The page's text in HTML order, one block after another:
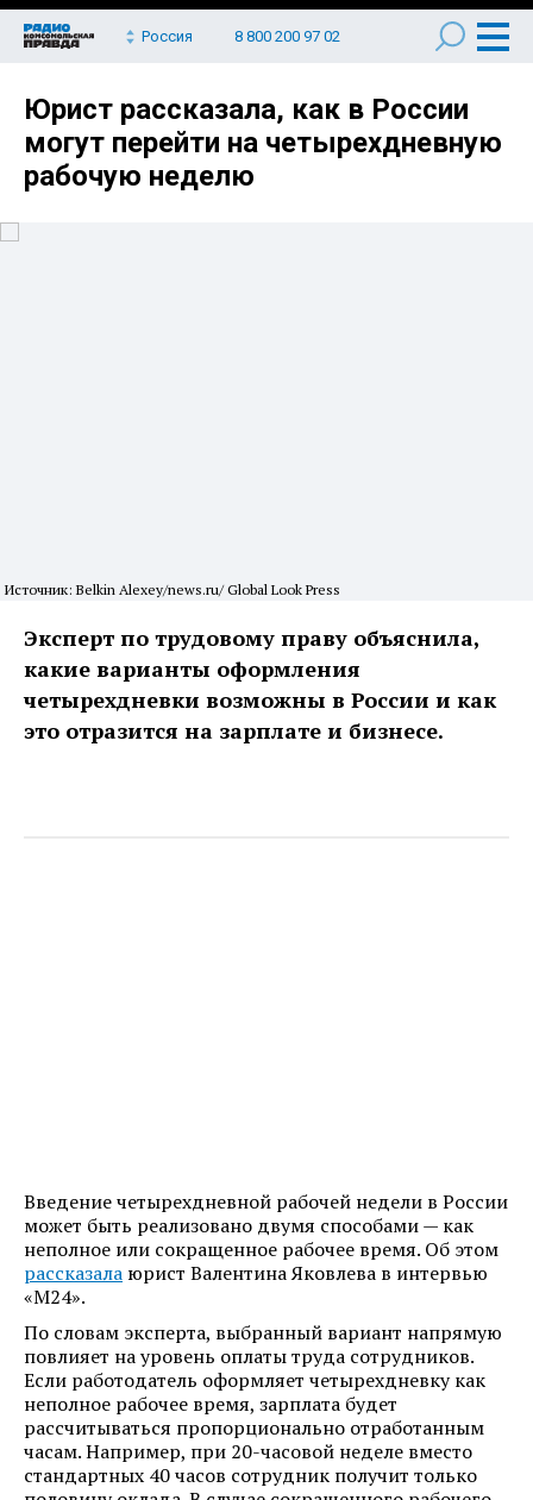
Россия 8 800 200 97 02
Юрист рассказала, как в России
могут перейти на четырехдневную
рабочую неделю
Источник: Belkin Alexey/news.ru/ Global Look Press
Эксперт по трудовому праву объяснила,
какие варианты оформления
четырехдневки возможны в России и как
это отразится на зарплате и бизнесе.
Введение четырехдневной рабочей недели в России
может быть реализовано двумя способами — как
неполное или сокращенное рабочее время. Об этом
рассказала юрист Валентина Яковлева в интервью
«М24».
По словам эксперта, выбранный вариант напрямую
повлияет на уровень оплаты труда сотрудников.
Если работодатель оформляет четырехдневку как
неполное рабочее время, зарплата будет
рассчитываться пропорционально отработанным
часам. Например, при 20-часовой неделе вместо
стандартных 40 часов сотрудник получит только